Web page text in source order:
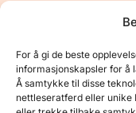
For å gi de beste
informasjonskapsler for å
Å samtykke til disse
nettleseratferd eller unike
Er vår bloggside
gi deg råd og tips
naturopplevelser,
Nyttige Linker
Om oss